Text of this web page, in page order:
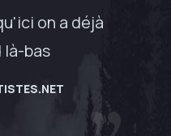
on a déjà
là-bas